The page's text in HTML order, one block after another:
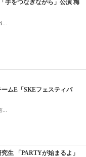
手をつなぎながら」公演 梅
ームE「SKEフェスティバ
生 「PARTYが始まるよ」